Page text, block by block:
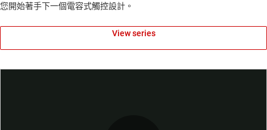
您開始著手下一個電容式觸控設計。
View series